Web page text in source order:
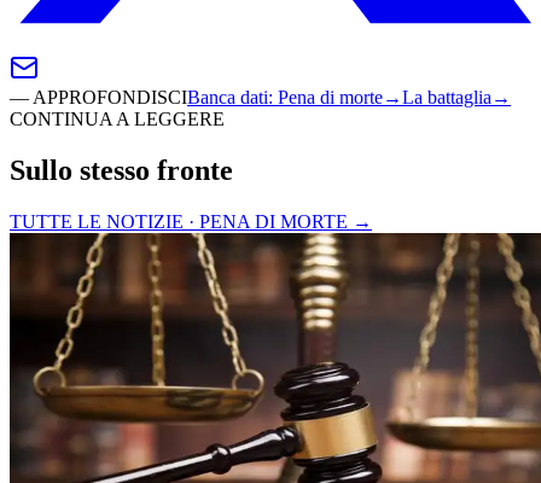
— APPROFONDISCIBanca dati: Pena di morte→La battaglia →
CONTINUA A LEGGERE
Sullo stesso fronte
TUTTE LE NOTIZIE · PENA DI MORTE →